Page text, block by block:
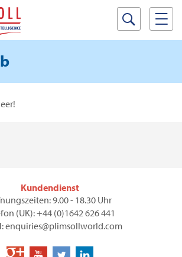
Kundendienst
9.00 - 18.30 Uhr
(UK): +44 (0)1642 626 441
enquiries@plimsollworld.com